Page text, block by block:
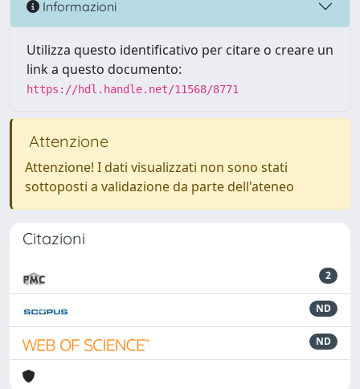
Informazioni
Utilizza questo identificativo per citare o creare un
link a questo documento:
https://hdl.handle.net/11568/8771
Attenzione
Attenzione! I dati visualizzati non sono stati
sottoposti a validazione da parte dell'ateneo
Citazioni
2
ND
ND